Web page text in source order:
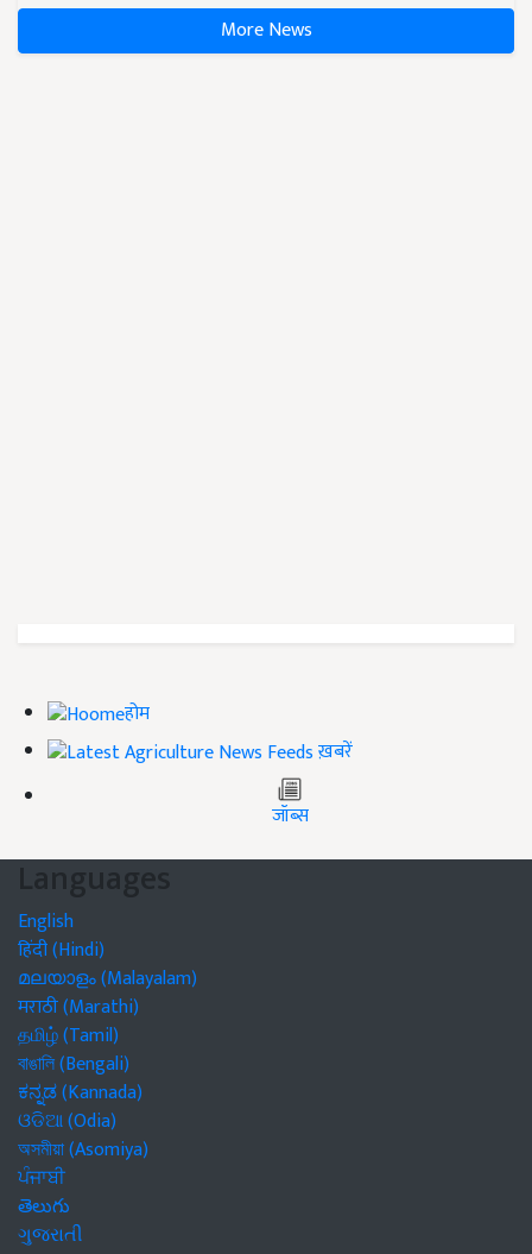
More News
होम
ख़बरें
जॉब्स
Languages
English
हिंदी (Hindi)
മലയാളം (Malayalam)
मराठी (Marathi)
தமிழ் (Tamil)
বাঙালি (Bengali)
ಕನ್ನಡ (Kannada)
ଓଡିଆ (Odia)
অসমীয়া (Asomiya)
ਪੰਜਾਬੀ
తెలుగు
ગુજરાતી